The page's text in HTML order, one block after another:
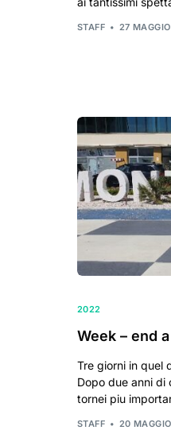
STAFF 27
2022
Week – end
Tre giorni in quel
Dopo due anni di
tornei piu
STAFF 20